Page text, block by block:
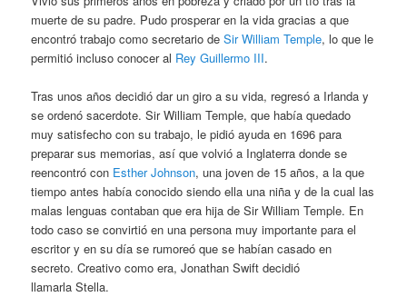
muerte de su padre. Pudo prosperar en la vida gracias a que
encontró trabajo como secretario deSir William Temple, lo que le
permitió incluso conocer al Rey Guillermo III.
Tras unos años decidió dar un giro a su vida, regresó a Irlanda y
se ordenó sacerdote. Sir William Temple, que había quedado
muy satisfecho con su trabajo, le pidió ayuda en 1696 para
preparar sus memorias, así que volvió a Inglaterra donde se
reencontró con Esther Johnson, una joven de 15 años, a la que
tiempo antes había conocido siendo ella una niña y de la cual las
malas lenguas contaban que era hija de Sir William Temple. En
todo caso se convirtió en una persona muy importante para el
escritor y en su día se rumoreó que se habían casado en
secreto. Creativo como era, Jonathan Swift decidió
llamarla Stella.